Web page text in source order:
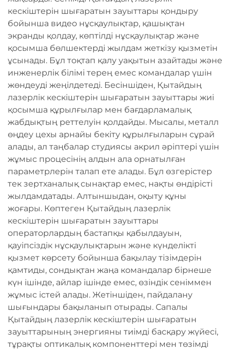
кескіштерін шығаратын зауыттары қондыру
бойынша видео нұсқаулықтар, қашықтан
экранды қолдау, көптілді нұсқаулықтар және
қосымша бөлшектерді жылдам жеткізу қызметін
ұсынады. Бұл тоқтап қалу уақытын азайтады және
инженерлік білімі терең емес командалар үшін
жөндеуді жеңілдетеді. Бесіншіден, Қытайдың
лазерлік кескіштерін шығаратын зауыттары жиі
қосымша құрылғылар мен бағдарламалық
жабдықтың реттелуін қолдайды. Мысалы, металл
өңдеу цехы арнайы бекіту құрылғыларын сұрай
алады, ал таңбалар студиясы акрил әріптері үшін
жұмыс процесінің алдын ала орнатылған
параметрлерін талап ете алады. Бұл өзгерістер
тек зертханалық сынақтар емес, нақты өндірісті
жылдамдатады. Алтыншыдан, оқыту құны
жоғары. Көптеген Қытайдың лазерлік
кескіштерін шығаратын зауыттары
операторлардың бастапқы қабылдауын,
қауіпсіздік нұсқаулықтарын және күнделікті
қызмет көрсету бойынша бақылау тізімдерін
қамтиды, сондықтан жаңа командалар бірнеше
күн ішінде, айлар ішінде емес, өзіндік сеніммен
жұмыс істей алады. Жетіншіден, пайдалану
шығындары бақыланып отырады. Сапалы
Қытайдың лазерлік кескіштерін шығаратын
зауыттарының энергияны тиімді басқару жүйесі,
тұрақты оптикалық компоненттері мен төзімді